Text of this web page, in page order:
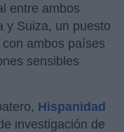
entre ambos
y Suiza, un puesto
ambos países
sensibles
Hispanidad
investigación de